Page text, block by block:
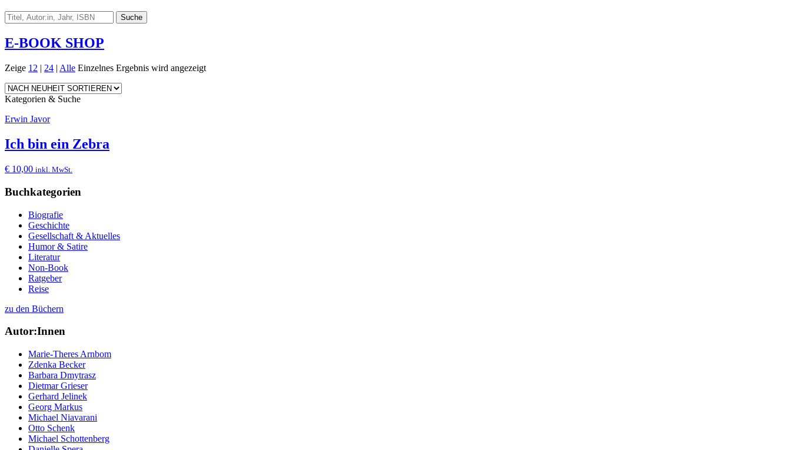
E-BOOK SHOP
Zeige 12 | 24 | Alle Einzelnes Ergebnis wird angezeigt
Kategorien & Suche
Erwin Javor
Ich bin ein Zebra
€ 10,00 inkl. MwSt.
Buchkategorien
Biografie
Geschichte
Gesellschaft & Aktuelles
Humor & Satire
Literatur
Non-Book
Ratgeber
Reise
zu den Büchern
Autor:Innen
Marie-Theres Arnbom
Zdenka Becker
Barbara Dmytrasz
Dietmar Grieser
Gerhard Jelinek
Georg Markus
Michael Niavarani
Otto Schenk
Michael Schottenberg